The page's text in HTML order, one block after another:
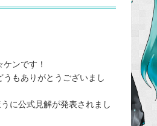
ンです！
うもありがとうございまし
に公式見解が発表されまし